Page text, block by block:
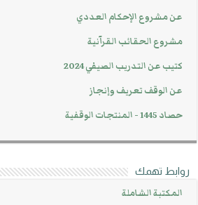
مشروع الإحكام العددي
الحقائب القرآنية
عن التدريب الصيفي 2024
الوقف تعريف وإنجاز
- المنتجات الوقفية
تهمك
الشاملة